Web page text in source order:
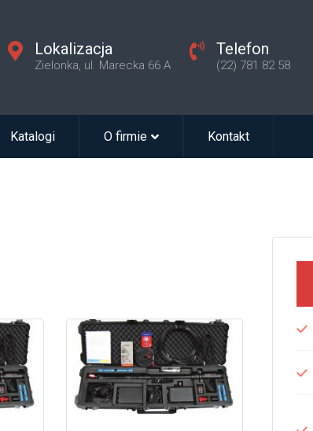
Lokalizacja
Zielonka, ul. Marecka 66 A
Telefon
(22) 781 82 58
Katalogi O firmie Kontakt